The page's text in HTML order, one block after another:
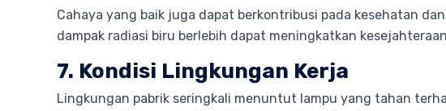
Cahaya yang baik juga dapat berkontribusi pada kesehatan
dampak radiasi biru berlebih dapat meningkatkan
7. Kondisi Lingkungan Kerja
Lingkungan pabrik seringkali menuntut lampu yang tahan